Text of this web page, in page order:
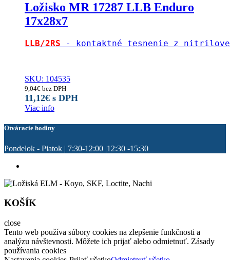
Ložisko MR 17287 LLB Enduro
17x28x7
LLB/2RS - kontaktné tesnenie z
SKU: 104535
9,04€ bez DPH
11,12€ s DPH
Viac info
Otváracie hodiny
Pondelok - Piatok | 7:30-12:00 |12:30 -15:30
KOŠÍK
close
Tento web používa súbory cookies na zlepšenie funkčnosti a
analýzu návštevnosti. Môžete ich prijať alebo odmietnuť. Zásady
používania cookies